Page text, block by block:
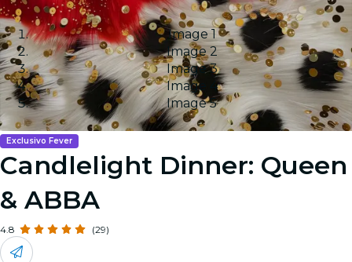
Image 1
Image 2
Image 3
Image 4
Image 5
Exclusivo Fever
Candlelight Dinner: Queen
& ABBA
4.8 (29)